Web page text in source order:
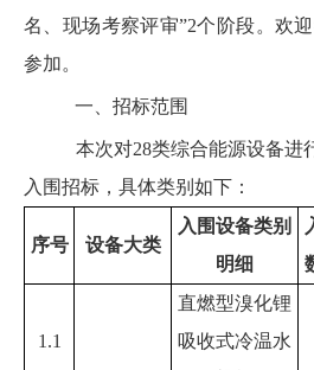
名、现场考察评审”2个阶段。欢
参加。
一、 招标范围
本次对28类综合能源设备进
入围招标，具体类别如下：
序号 设备大类
入围设备类别
明细
1.1
直燃型溴化锂
吸收式冷温水